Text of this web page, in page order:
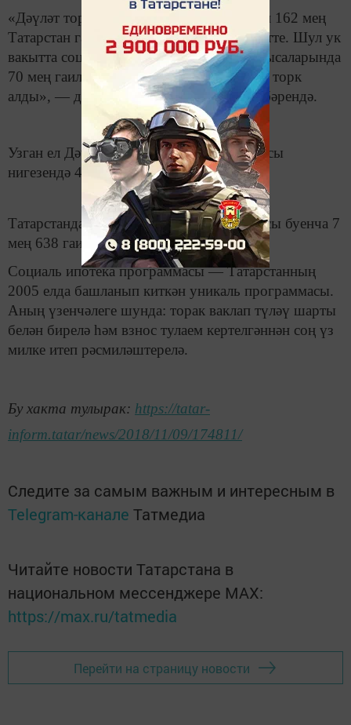
«Дәүләт торак фонды 1995 елдан башлап 162 мең
Татарстан гаиләсен торак белән тәэмин итте. Шул ук
вакытта социаль ипотека программасы кысаларында
70 мең гаилә сыйфатлы чиста эшләнешле торк
алды», — диелгән фондның матбугат хәбәрендә.
Узган ел Дәүләт торак фонды программасы
нигезендә 4,2 мең гаилә тораклы булды.
Татарстанда социаль ипотека программасы буенча 7
мең 638 гаилә чиратта тора.
Социаль ипотека программасы — Татарстанның
2005 елда башланып киткән уникаль программасы.
Аның үзенчәлеге шунда: торак ваклап түләү шарты
белән бирелә һәм взнос тулаем кертелгәннән соң үз
милке итеп рәсмиләштерелә.
Бу хакта тулырак: https://tatar-
inform.tatar/news/2018/11/09/174811/
Следите за самым важным и интересным в
Telegram-канале Татмедиа
Читайте новости Татарстана в
национальном мессенджере MАХ:
https://max.ru/tatmedia
Перейти на страницу новости